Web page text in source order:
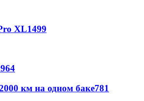
XL1499
964
км на одном баке781